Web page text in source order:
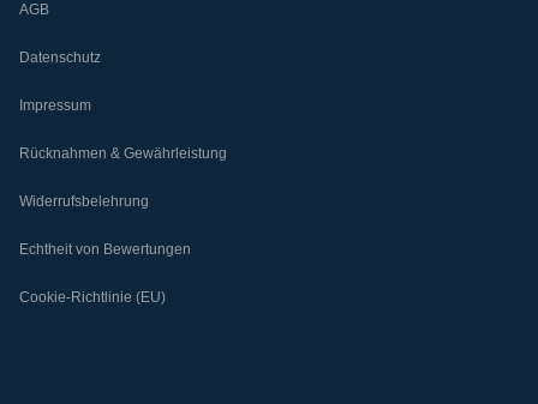
AGB
Datenschutz
Impressum
Rücknahmen & Gewährleistung
Widerrufsbelehrung
Echtheit von Bewertungen
Cookie-Richtlinie (EU)